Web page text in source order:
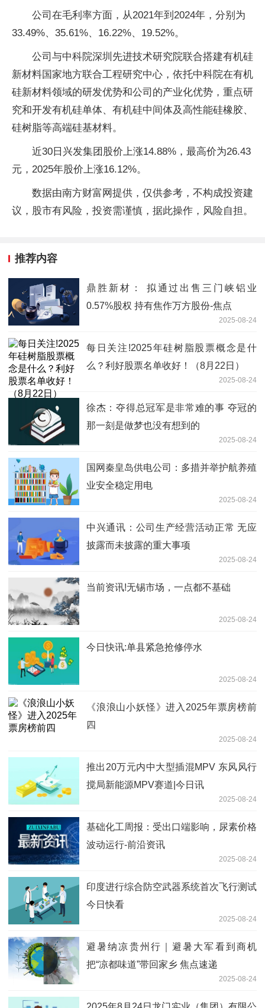
公司在毛利率方面，从2021年到2024年，分别为
33.49%、35.61%、16.22%、19.52%。
公司与中科院深圳先进技术研究院联合搭建有机硅
新材料国家地方联合工程研究中心，依托中科院在有机
硅新材料领域的研发优势和公司的产业化优势，重点研
究和开发有机硅单体、有机硅中间体及高性能硅橡胶、
硅树脂等高端硅基材料。
近30日兴发集团股价上涨14.88%，最高价为26.43
元，2025年股价上涨16.12%。
数据由南方财富网提供，仅供参考，不构成投资建
议，股市有风险，投资需谨慎，据此操作，风险自担。
推荐内容
鼎胜新材： 拟通过出售三门峡铝业
0.57%股权 持有焦作万方股份-焦点
2025-08-24
每日关注!2025年硅树脂股票概念是什
么？利好股票名单收好！（8月22日）
2025-08-24
徐杰：夺得总冠军是非常难的事 夺冠的
那一刻是做梦也没有想到的
2025-08-24
国网秦皇岛供电公司：多措并举护航养殖
业安全稳定用电
2025-08-24
中兴通讯：公司生产经营活动正常 无应
披露而未披露的重大事项
2025-08-24
当前资讯!无锡市场，一点都不基础
2025-08-24
今日快讯:单县紧急抢修停水
2025-08-24
《浪浪山小妖怪》进入2025年票房榜前
四
2025-08-24
推出20万元内中大型插混MPV 东风风行
搅局新能源MPV赛道|今日讯
2025-08-24
基础化工周报：受出口端影响，尿素价格
波动运行-前沿资讯
2025-08-24
印度进行综合防空武器系统首次飞行测试
今日快看
2025-08-24
避暑纳凉贵州行｜避暑大军看到商机
把“凉都味道”带回家乡 焦点速递
2025-08-24